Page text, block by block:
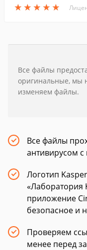
★ ★ ★ ★ ★
★ ★ ★ ★ ★
Все файлы
оригинальные, мы
изменяем файлы.
Все файлы
антивирусом
Логотип
«Лаборатория
приложение
безопасное и
Проверяем
менее перед